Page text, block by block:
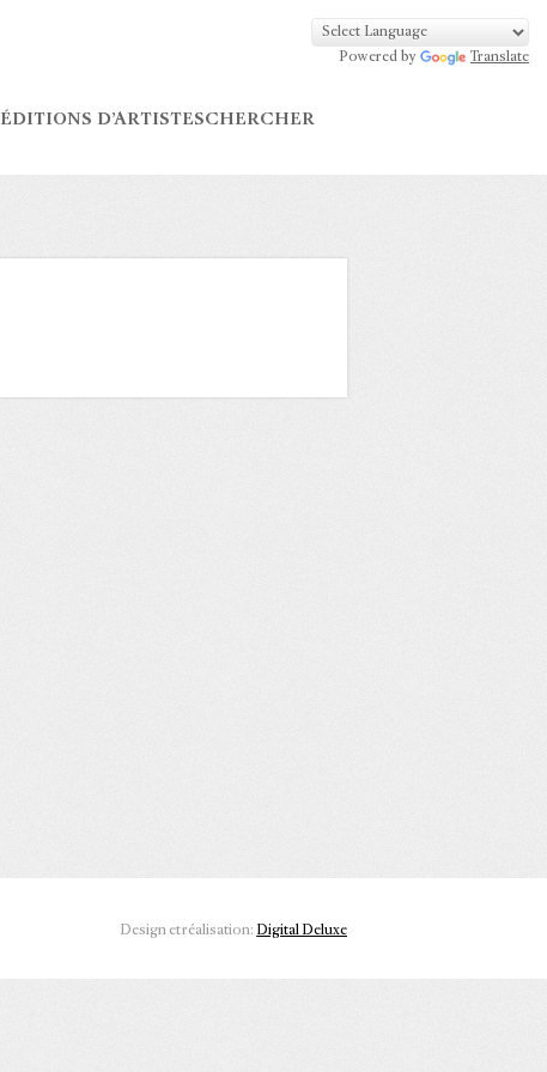
Powered by Translate
ÉDITIONS D’ARTISTESCHERCHER
Design et réalisation: Digital Deluxe